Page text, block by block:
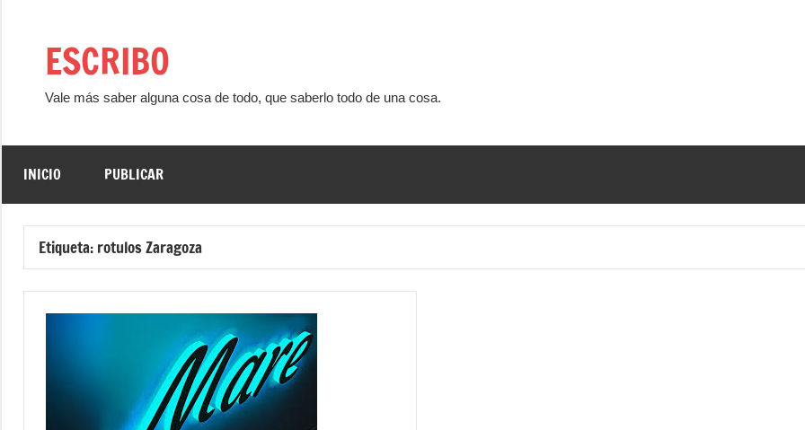
contenidoESCRIBO
Vale más saber alguna cosa de todo, que saberlo todo de una cosa.
INICIO PUBLICAR
Etiqueta: rotulos Zaragoza